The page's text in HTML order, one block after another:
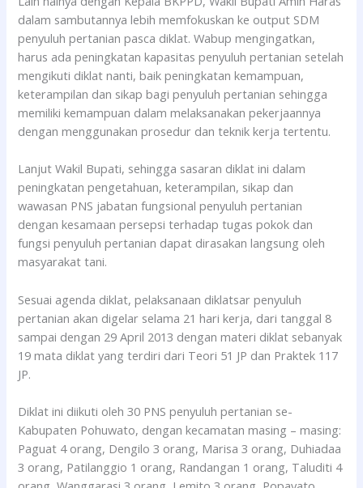
dalam sambutannya lebih memfokuskan ke output SDM
penyuluh pertanian pasca diklat. Wabup mengingatkan,
harus ada peningkatan kapasitas penyuluh pertanian setelah
mengikuti diklat nanti, baik peningkatan kemampuan,
keterampilan dan sikap bagi penyuluh pertanian sehingga
memiliki kemampuan dalam melaksanakan pekerjaannya
dengan menggunakan prosedur dan teknik kerja tertentu.
Lanjut Wakil Bupati, sehingga sasaran diklat ini dalam
peningkatan pengetahuan, keterampilan, sikap dan
wawasan PNS jabatan fungsional penyuluh pertanian
dengan kesamaan persepsi terhadap tugas pokok dan
fungsi penyuluh pertanian dapat dirasakan langsung oleh
masyarakat tani.
Sesuai agenda diklat, pelaksanaan diklatsar penyuluh
pertanian akan digelar selama 21 hari kerja, dari tanggal 8
sampai dengan 29 April 2013 dengan materi diklat sebanyak
19 mata diklat yang terdiri dari Teori 51 JP dan Praktek 117
JP.
Diklat ini diikuti oleh 30 PNS penyuluh pertanian se-
Kabupaten Pohuwato, dengan kecamatan masing – masing:
Paguat 4 orang, Dengilo 3 orang, Marisa 3 orang, Duhiadaa
3 orang, Patilanggio 1 orang, Randangan 1 orang, Taluditi 4